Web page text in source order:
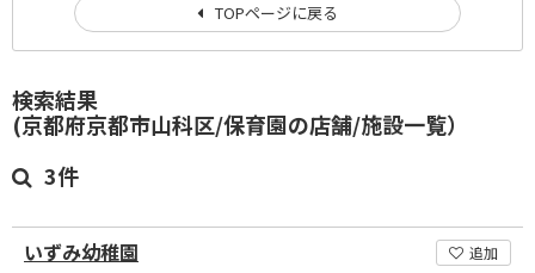
検索結果
(京都府京都市山科区/保育園の店舗/施設一覧）
3件
いずみ幼稚園 追加
TOPページに戻る